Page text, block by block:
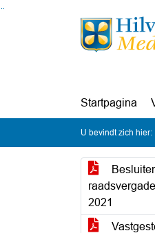
Ga naar de inhoud van deze
Ga naar het zoeken
Ga naar het menu
Startpagina
U bevindt zich hier:
2021